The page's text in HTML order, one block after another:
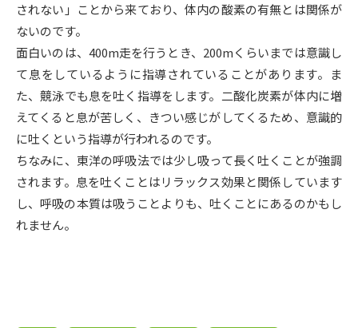
志望校・出願校を調べる
併願校選び 受験スケジュールを立てよう
先輩が入学を決めた理由 テレメール全国一斉進学調査
新生活お役立ちガイド
されない」ことから来ており、体内の酸素の有無とは関係が
ないのです。
面白いのは、400m走を行うとき、200mくらいまでは意識し
て息をしているように指導されていることがあります。ま
た、競泳でも息を吐く指導をします。二酸化炭素が体内に増
えてくると息が苦しく、きつい感じがしてくるため、意識的
に吐くという指導が行われるのです。
ちなみに、東洋の呼吸法では少し吸って長く吐くことが強調
されます。息を吐くことはリラックス効果と関係しています
し、呼吸の本質は吸うことよりも、吐くことにあるのかもし
れません。